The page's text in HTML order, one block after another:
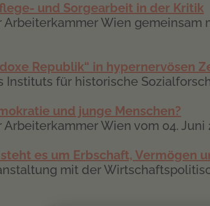
und Sorgearbeit in der Kritik
Arbeiterkammer Wien gemeinsam
Republik“ in hypernervösen
Instituts für historische
und junge Menschen?
Wien vom 04. Juni
es um Erbschaft, Vermögen
mit der